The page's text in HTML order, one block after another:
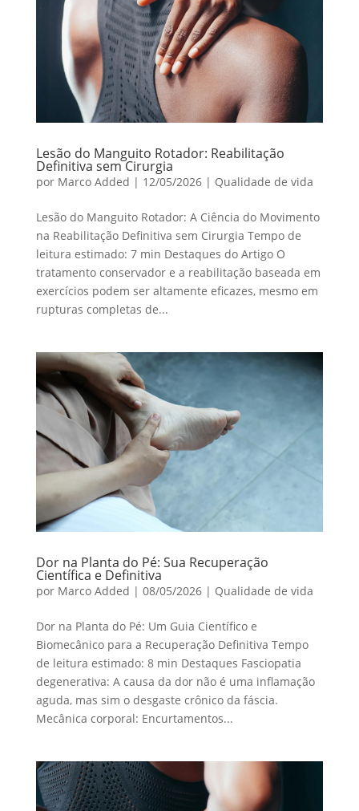
Lesão do Manguito Rotador: Reabilitação
Definitiva sem Cirurgia
por Marco Added | 12/05/2026| Qualidade de vida
Lesão do Manguito Rotador: A Ciência do Movimento
na Reabilitação Definitiva sem Cirurgia Tempo de
leitura estimado: 7 min Destaques do Artigo O
tratamento conservador e a reabilitação baseada em
exercícios podem ser altamente eficazes, mesmo em
rupturas completas de...
Dor na Planta do Pé: Sua Recuperação
Científica e Definitiva
por Marco Added | 08/05/2026| Qualidade de vida
Dor na Planta do Pé: Um Guia Científico e
Biomecânico para a Recuperação Definitiva Tempo
de leitura estimado: 8 min Destaques Fasciopatia
degenerativa: A causa da dor não é uma inflamação
aguda, mas sim o desgaste crônico da fáscia.
Mecânica corporal: Encurtamentos...